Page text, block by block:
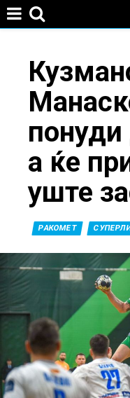
hereпонуди
а ќе
уште
РАКОМЕТ